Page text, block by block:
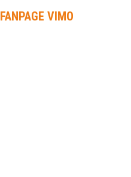
FANPAGE VIMO